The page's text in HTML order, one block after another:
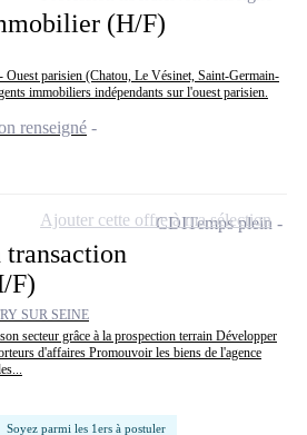
(H/F)
parisien (Chatou, Le Vésinet, Saint-Germain-
immobiliers indépendants sur l'ouest parisien.
renseigné
transaction
F)
SUR SEINE
secteur grâce à la prospection terrain Développer
d'affaires Promouvoir les biens de l'agence
Soyez parmi les 1ers à postuler
CDITemps plein
Ajouter cette offre à ma sélection